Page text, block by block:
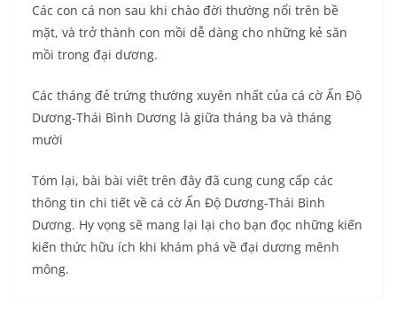
Các con cá non sau khi chào đời thường nổi trên bề
mặt, và trở thành con mồi dễ dàng cho những kẻ săn
mồi trong đại dương.
Các tháng đẻ trứng thường xuyên nhất của cá cờ Ấn Độ
Dương-Thái Bình Dương là giữa tháng ba và tháng
mười
Tóm lại, bài bài viết trên đây đã cung cung cấp các
thông tin chi tiết về cá cờ Ấn Độ Dương-Thái Bình
Dương. Hy vọng sẽ mang lại lại cho bạn đọc những kiến
kiến thức hữu ích khi khám phá về đại dương mênh
mông.